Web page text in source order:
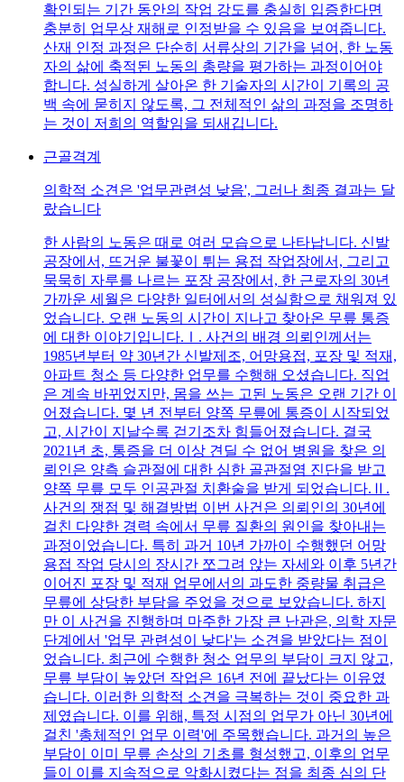
확인되는 기간 동안의 작업 강도를 충실히 입증한다면
충분히 업무상 재해로 인정받을 수 있음을 보여줍니다.
산재 인정 과정은 단순히 서류상의 기간을 넘어, 한 노동
자의 삶에 축적된 노동의 총량을 평가하는 과정이어야
합니다. 성실하게 살아온 한 기술자의 시간이 기록의 공
백 속에 묻히지 않도록, 그 전체적인 삶의 과정을 조명하
는 것이 저희의 역할임을 되새깁니다.
근골격계
의학적 소견은 '업무관련성 낮음', 그러나 최종 결과는 달
랐습니다
한 사람의 노동은 때로 여러 모습으로 나타납니다. 신발
공장에서, 뜨거운 불꽃이 튀는 용접 작업장에서, 그리고
묵묵히 자루를 나르는 포장 공장에서, 한 근로자의 30년
가까운 세월은 다양한 일터에서의 성실함으로 채워져 있
었습니다. 오랜 노동의 시간이 지나고 찾아온 무릎 통증
에 대한 이야기입니다.Ⅰ. 사건의 배경 의뢰인께서는
1985년부터 약 30년간 신발제조, 어망용접, 포장 및 적재,
아파트 청소 등 다양한 업무를 수행해 오셨습니다. 직업
은 계속 바뀌었지만, 몸을 쓰는 고된 노동은 오랜 기간 이
어졌습니다. 몇 년 전부터 양쪽 무릎에 통증이 시작되었
고, 시간이 지날수록 걷기조차 힘들어졌습니다. 결국
2021년 초, 통증을 더 이상 견딜 수 없어 병원을 찾은 의
뢰인은 양측 슬관절에 대한 심한 골관절염 진단을 받고
양쪽 무릎 모두 인공관절 치환술을 받게 되었습니다.Ⅱ.
사건의 쟁점 및 해결방법 이번 사건은 의뢰인의 30년에
걸친 다양한 경력 속에서 무릎 질환의 원인을 찾아내는
과정이었습니다. 특히 과거 10년 가까이 수행했던 어망
용접 작업 당시의 장시간 쪼그려 앉는 자세와 이후 5년간
이어진 포장 및 적재 업무에서의 과도한 중량물 취급은
무릎에 상당한 부담을 주었을 것으로 보았습니다. 하지
만 이 사건을 진행하며 마주한 가장 큰 난관은, 의학 자문
단계에서 '업무 관련성이 낮다'는 소견을 받았다는 점이
었습니다. 최근에 수행한 청소 업무의 부담이 크지 않고,
무릎 부담이 높았던 작업은 16년 전에 끝났다는 이유였
습니다. 이러한 의학적 소견을 극복하는 것이 중요한 과
제였습니다. 이를 위해, 특정 시점의 업무가 아닌 30년에
걸친 '총체적인 업무 이력'에 주목했습니다. 과거의 높은
부담이 이미 무릎 손상의 기초를 형성했고, 이후의 업무
들이 이를 지속적으로 악화시켰다는 점을 최종 심의 단